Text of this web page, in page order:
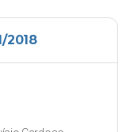
2018